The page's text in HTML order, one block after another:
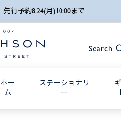
予約8.24(月)10:00まで
Search
ホー
ム
ステーショナリ
ー